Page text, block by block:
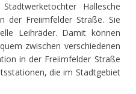
Hallesche
der Freiimfelder Straße. Sie
Leihräder. Damit können
zwischen verschiedenen
in der Freiimfelder Straße
die im Stadtgebiet